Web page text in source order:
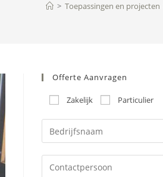
> Toepassingen en projecten
Offerte Aanvragen
Zakelijk Particulier